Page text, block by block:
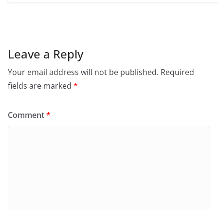
Leave a Reply
Your email address will not be published. Required
fields are marked *
Comment*